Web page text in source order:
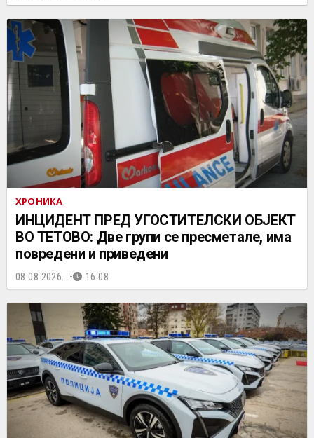
ХРОНИКА
ИНЦИДЕНТ ПРЕД УГОСТИТЕЛСКИ ОБЈЕКТ
ВО ТЕТОВО: Две групи се пресметале, има
повредени и приведени
08.08.2026. 16:08